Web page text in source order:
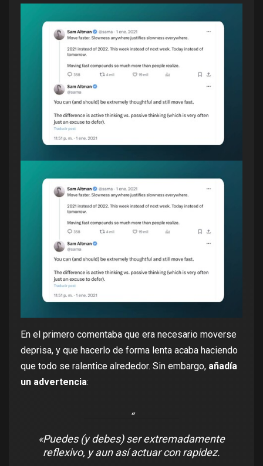
En el primero comentaba que era necesario moverse
deprisa, y que hacerlo de forma lenta acaba haciendo
que todo se ralentice alrededor. Sin embargo, añadía
un advertencia:
«Puedes (y debes) ser extremadamente
reflexivo, y aun así actuar con rapidez.